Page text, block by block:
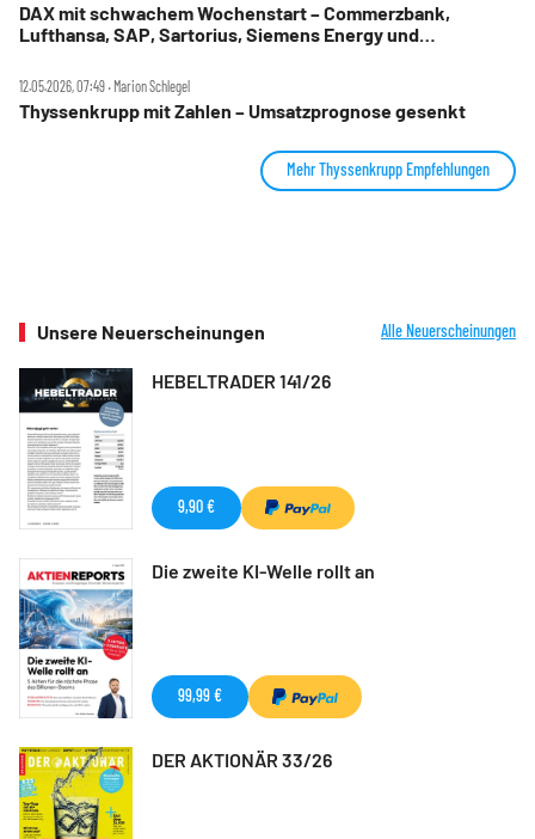
DAX mit schwachem Wochenstart – Commerzbank,
Lufthansa, SAP, Sartorius, Siemens Energy und
12.05.2026, 07:49 ‧ Marion Schlegel
Thyssenkrupp mit Zahlen – Umsatzprognose gesenkt
Mehr Thyssenkrupp Empfehlungen
Unsere Neuerscheinungen Alle Neuerscheinungen
HEBELTRADER 141/26
9,90 €
Die zweite KI-Welle rollt an
99,99 €
DER AKTIONÄR 33/26